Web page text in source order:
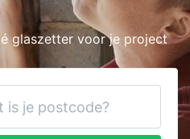
glaszetter voor je project